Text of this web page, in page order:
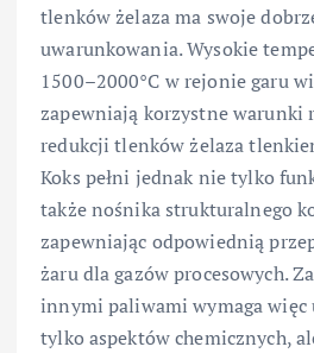
tlenków żelaza ma swoje
uwarunkowania. Wysokie
1500–2000°C w rejonie garu
zapewniają korzystne warunki
redukcji tlenków żelaza
Koks pełni jednak nie tylko
także nośnika strukturalnego
zapewniając odpowiednią
żaru dla gazów procesowych.
innymi paliwami wymaga
tylko aspektów chemicznych,